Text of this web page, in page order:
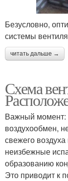
Безусловно,
системы
читать дальше →
Схема
Важный момент:
воздухообмен,
свежего
неизбежные
образованию
Это приводит к